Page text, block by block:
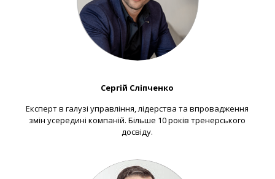
Сергій Сліпченко
Експерт в галузі управління, лідерства та впровадження
змін усередині компаній. Більше 10 років тренерського
досвіду.